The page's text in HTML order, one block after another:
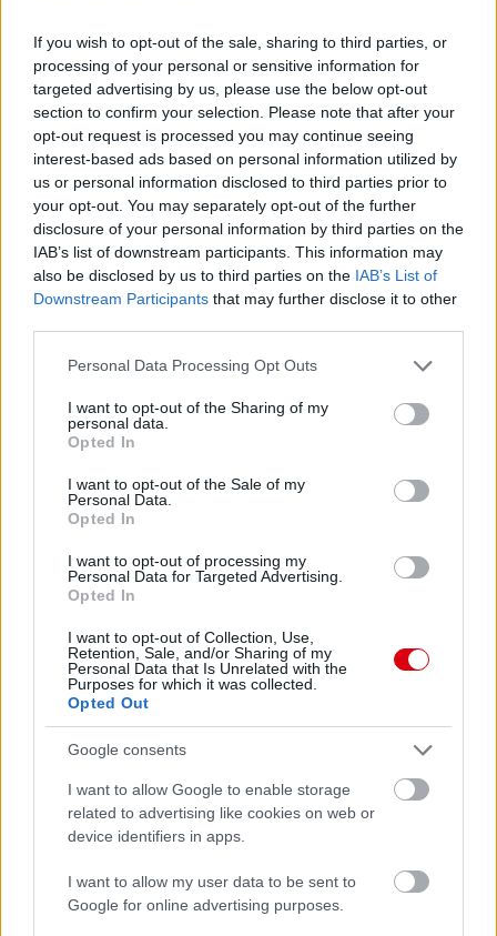
If you wish to opt-out of the sale, sharing to third parties, or
processing of your personal or sensitive information for
targeted advertising by us, please use the below opt-out
section to confirm your selection. Please note that after your
opt-out request is processed you may continue seeing
interest-based ads based on personal information utilized by
us or personal information disclosed to third parties prior to
your opt-out. You may separately opt-out of the further
disclosure of your personal information by third parties on the
IAB’s list of downstream participants. This information may
also be disclosed by us to third parties on the IAB’s List of
Downstream Participants that may further disclose it to other
Please note that this website/app uses one or more Google
not limited to your visit or usage behaviour. You may click to
grant or deny consent to Google and its third-party tags to
use your data for below specified purposes in below Google
consent section.
Personal Data Processing Opt Outs
I want to opt-out of the Sharing of my
personal data.
Opted In
I want to opt-out of the Sale of my
Personal Data.
Opted In
I want to opt-out of processing my
Personal Data for Targeted Advertising.
Opted In
I want to opt-out of Collection, Use,
Retention, Sale, and/or Sharing of my
Personal Data that Is Unrelated with the
Purposes for which it was collected.
Opted Out
Google consents
I want to allow Google to enable storage
related to advertising like cookies on web or
device identifiers in apps.
I want to allow my user data to be sent to
Google for online advertising purposes.
Meccs Center
Paris Saint-Germainvs
Manchester United
Felkészülési szezon 4. mérkőzés
Nya Ullevi, Göteborg
2026-08-08 17:00
AC MilanvsManchester United
ELŐZŐ MÉRKŐZÉSEK
Támogatás
a ManUtdFanatics.hu működését!
Kapcsolódó hírek